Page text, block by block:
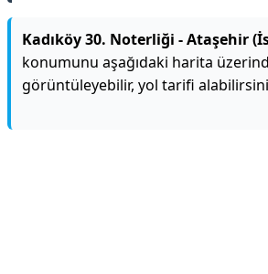
Kadıköy 30. Noterliği - Ataşehir
konumunu aşağıdaki harita
görüntüleyebilir, yol tarifi